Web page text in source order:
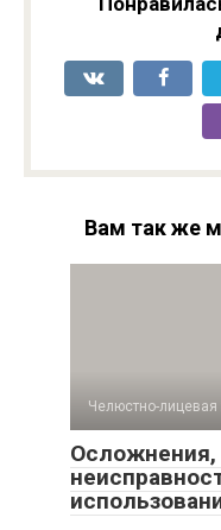
Вам так же
Челюстно-лицевая
Осложнения,